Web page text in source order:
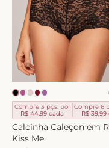
Compre 3 pçs. por
R$ 44,99 cada
Compre 6
R$ 39,99
Calcinha Caleçon em
Kiss Me
short doll
biquini
calcinha